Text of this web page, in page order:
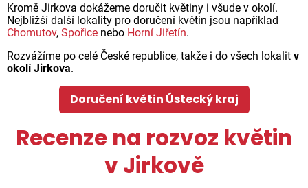
Kromě Jirkova dokážeme doručit květiny i všude v okolí.
Nejbližší další lokality pro doručení květin jsou například
Chomutov, Spořice nebo Horní Jiřetín.
Rozvážíme po celé České republice, takže i do všech lokalit v
okolí Jirkova.
Doručení květin Ústecký kraj
Recenze na rozvoz květin
v Jirkově